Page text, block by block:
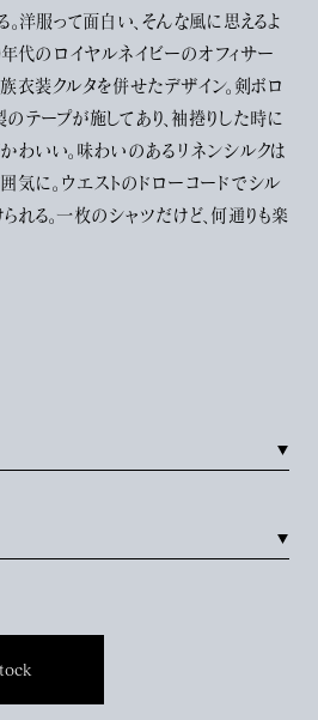
。洋服って面白い、そんな風に思えるよ
年代のロイヤルネイビーのオフィサー
衣装クルタを併せたデザイン。剣ボロ
テープが施してあり、袖捲りした時に
わいい。味わいのあるリネンシルクは
気に。ウエストのドローコードでシル
れる。一枚のシャツだけど、何通りも楽